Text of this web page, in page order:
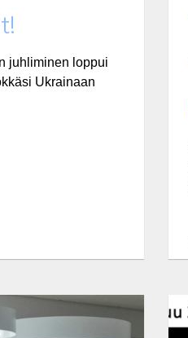
juhliminen loppui
Ukrainaan